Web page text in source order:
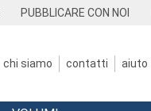
PUBBLICARE CON NOI
chi siamo contatti aiuto